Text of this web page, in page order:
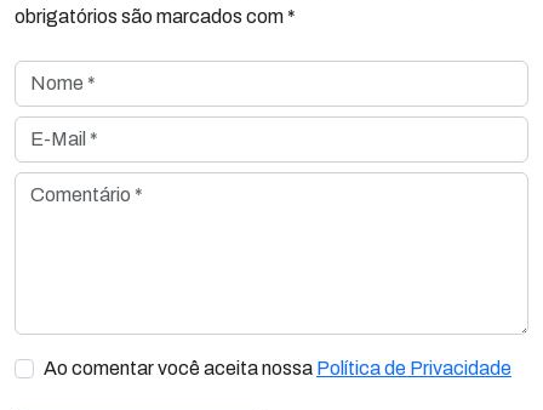
obrigatórios são marcados com *
Nome *
E-Mail *
Comentário *
Ao comentar você aceita nossa Política de Privacidade